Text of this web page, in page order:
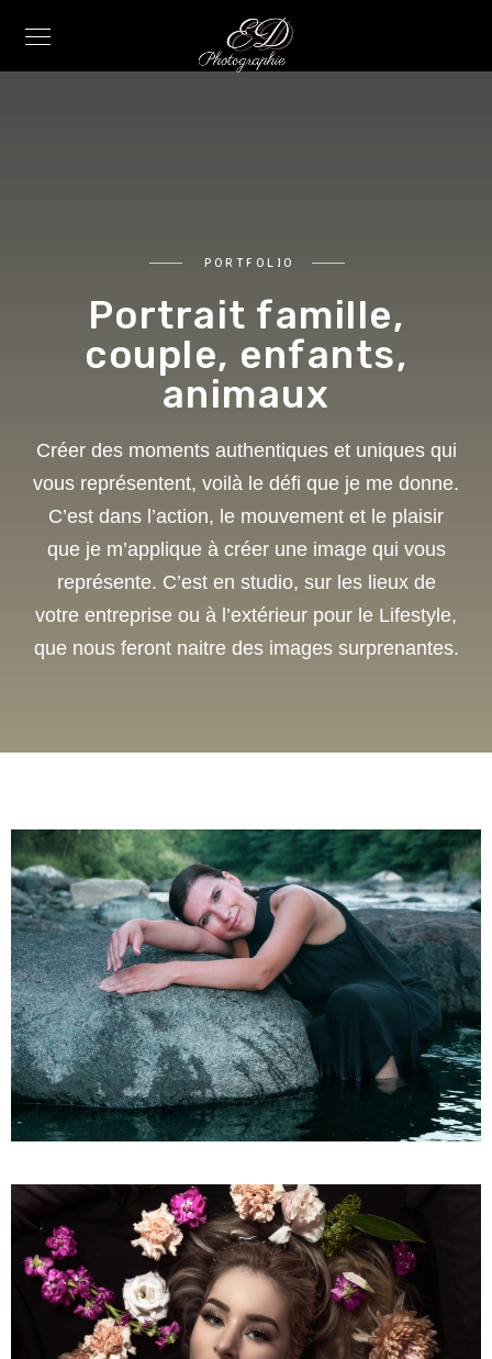
PORTFOLIO
Portrait famille,
couple, enfants,
animaux
Créer des moments authentiques et uniques qui
vous représentent, voilà le défi que je me donne.
C’est dans l’action, le mouvement et le plaisir
que je m’applique à créer une image qui vous
représente. C’est en studio, sur les lieux de
votre entreprise ou à l’extérieur pour le Lifestyle,
que nous feront naitre des images surprenantes.